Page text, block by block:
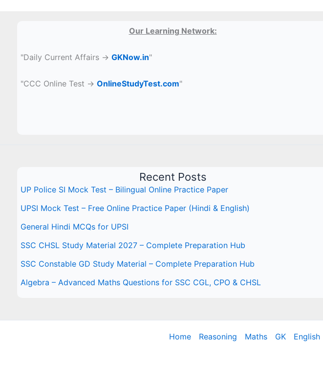
Our Learning Network:
"Daily Current Affairs →GKNow.in"
"CCC Online Test →OnlineStudyTest.com"
Recent Posts
UP Police SI Mock Test – Bilingual Online Practice Paper
UPSI Mock Test – Free Online Practice Paper (Hindi & English)
General Hindi MCQs for UPSI
SSC CHSL Study Material 2027 – Complete Preparation Hub
SSC Constable GD Study Material – Complete Preparation Hub
Algebra – Advanced Maths Questions for SSC CGL, CPO & CHSL
Home Reasoning Maths GK English